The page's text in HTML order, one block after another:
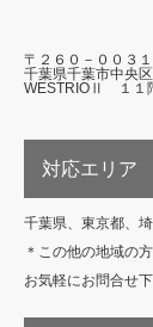
〒２６０－００３１
千葉県千葉市中央
WESTRIOⅡ １１
対応エリア
千葉県、東京都、
＊この他の地域の
お気軽にお問合せ下